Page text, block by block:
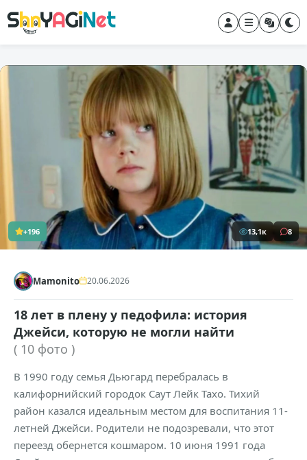
+196 13,1к 8
Mamonito 20.06.2026
18 лет в плену у педофила: история
Джейси, которую не могли найти
( 10 фото )
В 1990 году семья Дьюгард перебралась в
калифорнийский городок Саут Лейк Тахо. Тихий
район казался идеальным местом для воспитания 11-
летней Джейси. Родители не подозревали, что этот
переезд обернется кошмаром. 10 июня 1991 года